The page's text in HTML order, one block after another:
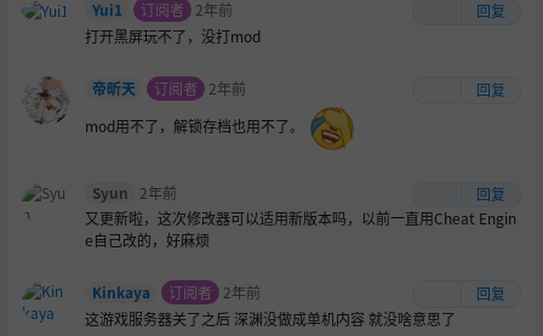
Yui1 订阅者 2年前
回复
打开黑屏玩不了，没打mod
帝昕天 订阅者 2年前
回复
mod用不了，解锁存档也用不了。
Syun 2年前
回复
又更新啦，这次修改器可以适用新版本吗，以前一直用Cheat Engin
e自己改的，好麻烦
Kinkaya 订阅者 2年前
回复
这游戏服务器关了之后 深渊没做成单机内容 就没啥意思了